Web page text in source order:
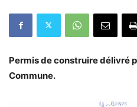
Permis de construire délivré
Commune.